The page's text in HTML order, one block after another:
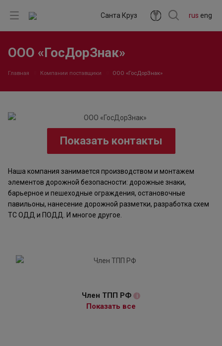
rus eng
Санта Круз
ООО «ГосДорЗнак»
Главная Компании поставщики ООО «ГосДорЗнак»
Показать контакты
Наша компания занимается производством и монтажем
элементов дорожной безопасности: дорожные знаки,
барьерное и пешеходные ограждения, остановочные
павильоны, нанесение дорожной разметки, разработка схем
ТС ОДД и ПОДД. И многое другое.
Член ТПП РФ i
Показать все